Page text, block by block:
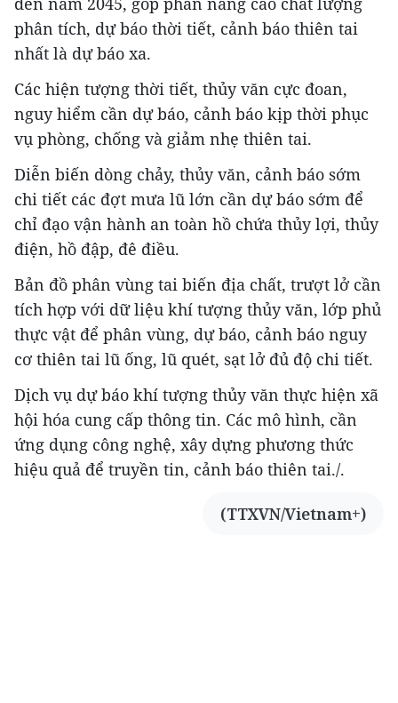
phân tích, dự báo thời tiết, cảnh báo thiên tai
nhất là dự báo xa.
Các hiện tượng thời tiết, thủy văn cực đoan,
nguy hiểm cần dự báo, cảnh báo kịp thời phục
vụ phòng, chống và giảm nhẹ thiên tai.
Diễn biến dòng chảy, thủy văn, cảnh báo sớm
chi tiết các đợt mưa lũ lớn cần dự báo sớm để
chỉ đạo vận hành an toàn hồ chứa thủy lợi, thủy
điện, hồ đập, đê điều.
Bản đồ phân vùng tai biến địa chất, trượt lở cần
tích hợp với dữ liệu khí tượng thủy văn, lớp phủ
thực vật để phân vùng, dự báo, cảnh báo nguy
cơ thiên tai lũ ống, lũ quét, sạt lở đủ độ chi tiết.
Dịch vụ dự báo khí tượng thủy văn thực hiện xã
hội hóa cung cấp thông tin. Các mô hình, cần
ứng dụng công nghệ, xây dựng phương thức
hiệu quả để truyền tin, cảnh báo thiên tai./.
(TTXVN/Vietnam+)